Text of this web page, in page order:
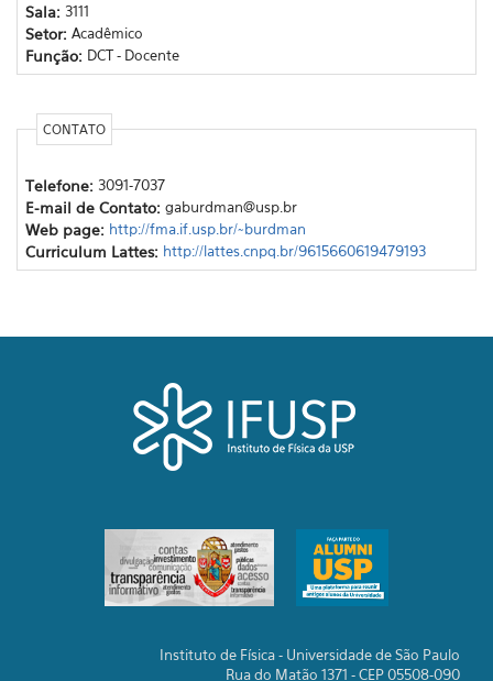
Sala: 3111
Setor: Acadêmico
Função: DCT - Docente
CONTATO
Telefone: 3091-7037
E-mail de Contato: gaburdman@usp.br
Web page: http://fma.if.usp.br/~burdman
Curriculum Lattes: http://lattes.cnpq.br/9615660619479193
Instituto de Física - Universidade de São Paulo
Rua do Matão 1371 - CEP 05508-090